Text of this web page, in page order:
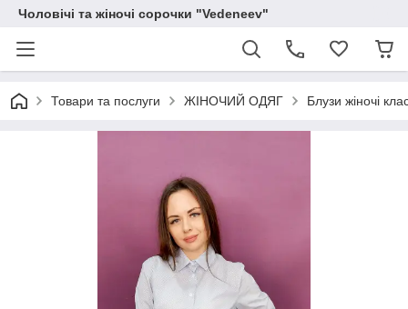
Чоловічі та жіночі сорочки "Vedeneev"
Товари та послуги ЖІНОЧИЙ ОДЯГ Блузи жіночі